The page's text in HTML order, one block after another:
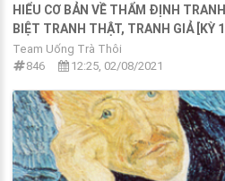
HIỂU CƠ BẢN VỀ THẨM ĐỊNH
BIỆT TRANH THẬT, TRANH GIẢ [KỲ
Team Uống Trà Thôi
846
12:25, 02/08/2021